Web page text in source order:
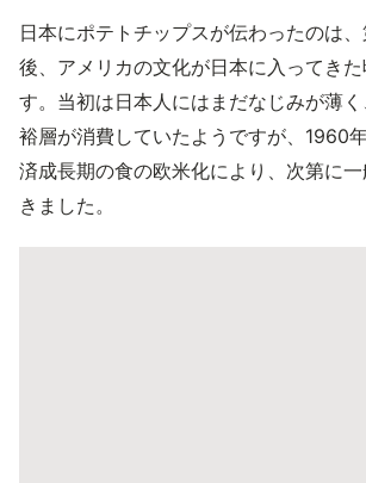
日本にポテトチップスが伝わったのは
後、アメリカの文化が日本に入ってき
す。当初は日本人にはまだなじみが薄
裕層が消費していたようですが、1960
済成長期の食の欧米化により、次第に
きました。